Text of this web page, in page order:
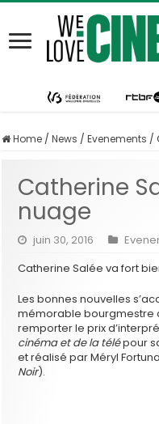
Home / News / Evenements /
Catherine
nuage
juin 30, 2016
Catherine Salée va fort
Les bonnes nouvelles
mémorable bourgmestre
remporter le prix
cinéma et de la télépour
et réalisé par Méryl
Noir).